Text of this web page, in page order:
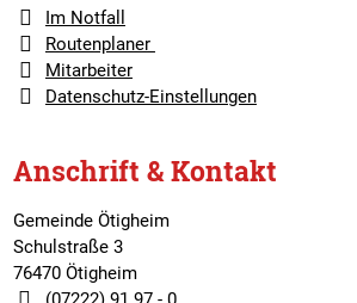
Im Notfall
Routenplaner
Mitarbeiter
Datenschutz-Einstellungen
Anschrift & Kontakt
Gemeinde Ötigheim
Schulstraße 3
76470 Ötigheim